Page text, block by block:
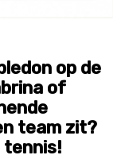
op de
of
team zit?
tennis!